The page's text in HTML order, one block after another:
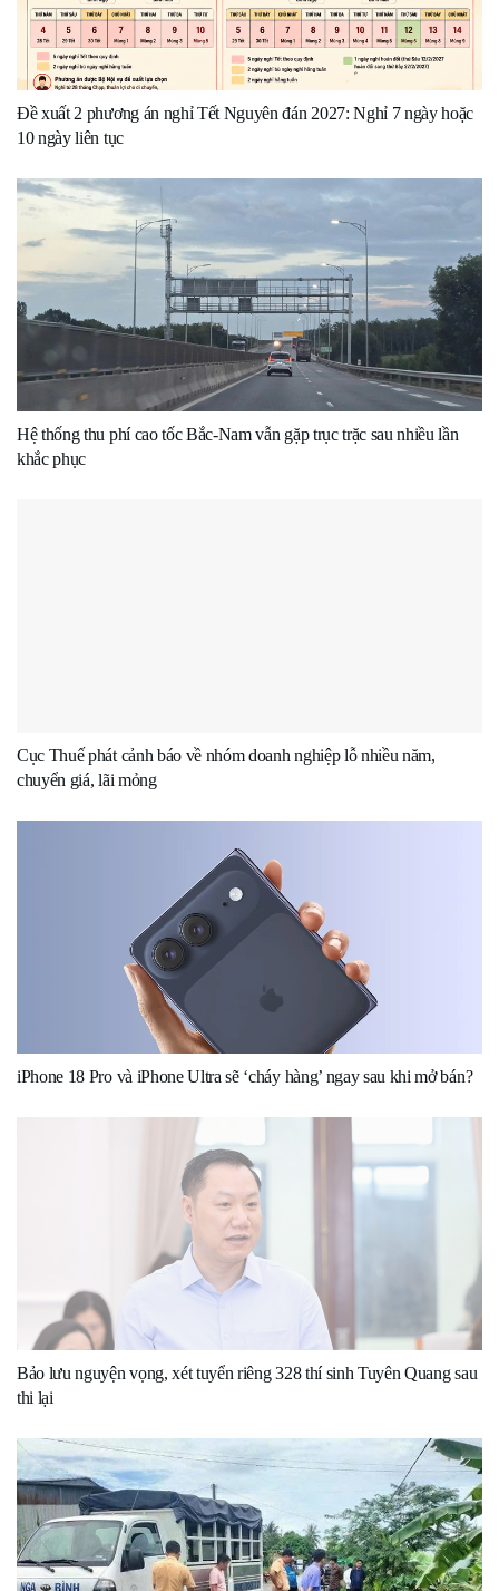
Đề xuất 2 phương án nghỉ Tết Nguyên đán 2027: Nghỉ 7 ngày hoặc
10 ngày liên tục
Hệ thống thu phí cao tốc Bắc-Nam vẫn gặp trục trặc sau nhiều lần
khắc phục
Cục Thuế phát cảnh báo về nhóm doanh nghiệp lỗ nhiều năm,
chuyển giá, lãi mỏng
iPhone 18 Pro và iPhone Ultra sẽ ‘cháy hàng’ ngay sau khi mở bán?
Bảo lưu nguyện vọng, xét tuyển riêng 328 thí sinh Tuyên Quang sau
thi lại